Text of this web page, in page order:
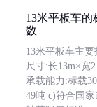
13米平板车的
数
13米平板车主
尺寸:长13m×宽
承载能力:标载
49吨 c)符合国